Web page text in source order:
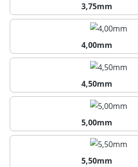
3,75mm
3,75mm
4,00mm
4,00mm
4,50mm
4,50mm
5,00mm
5,00mm
5,50mm